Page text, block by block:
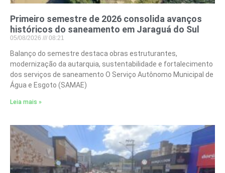
Primeiro semestre de 2026 consolida avanços
históricos do saneamento em Jaraguá do Sul
05/08/2026 08:21
Balanço do semestre destaca obras estruturantes,
modernização da autarquia, sustentabilidade e fortalecimento
dos serviços de saneamento O Serviço Autônomo Municipal de
Água e Esgoto (SAMAE)
Leia mais »